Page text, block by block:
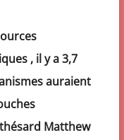
, il y a 3,7
auraient
Matthew